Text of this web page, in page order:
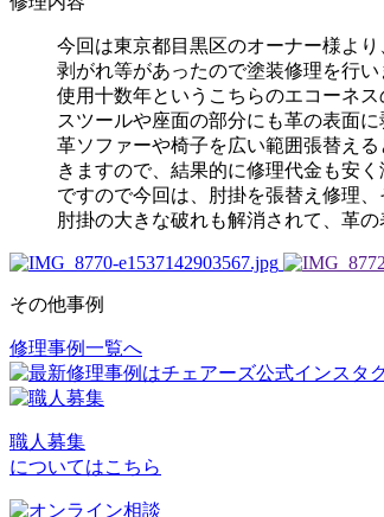
今回は東京都目黒区のオーナー様よ
剥がれ等があったので塗装修理を行い
使用十数年というこちらのエコーネ
スツールや座面の部分にも革の表面
革ソファーや椅子を広い範囲張替え
きますので、結果的に修理代金も安く
ですので今回は、肘掛を張替え修理
肘掛の大きな破れも解消されて、革
その他事例
投
稿
ナ
ビ
ゲ
修理事例一覧へ
職人募集
についてはこちら